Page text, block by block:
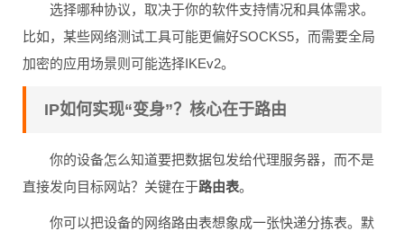
选择哪种协议，取决于你的软件支持情况和具体需求。
比如，某些网络测试工具可能更偏好SOCKS5，而需要全局
加密的应用场景则可能选择IKEv2。
IP如何实现“变身”？核心在于路由
你的设备怎么知道要把数据包发给代理服务器，而不是
直接发向目标网站？关键在于路由表。
你可以把设备的网络路由表想象成一张快递分拣表。默